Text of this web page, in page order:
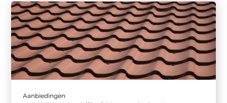
Aanbiedingen